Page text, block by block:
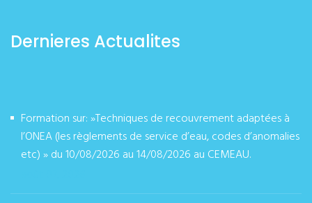
Dernieres Actualites
Formation sur: »Techniques de recouvrement adaptées à
l’ONEA (les règlements de service d’eau, codes d’anomalies
etc) » du 10/08/2026 au 14/08/2026 au CEMEAU.